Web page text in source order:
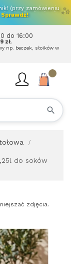
(przy zamówieniu
Sprawdź! ✨
do 16:00
zł.
np. beczek, słoików w
search
do soków
zdjęcia.